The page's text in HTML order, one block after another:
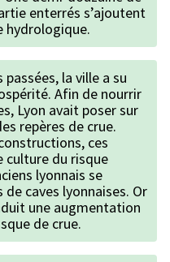
enterrés s’ajoutent
hydrologique.
la ville a su
Afin de nourrir
Lyon avait poser sur
repères de crue.
ces
culture du risque
lyonnais se
caves lyonnaises. Or
une augmentation
de crue.